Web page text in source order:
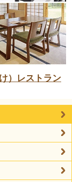
）レストラン